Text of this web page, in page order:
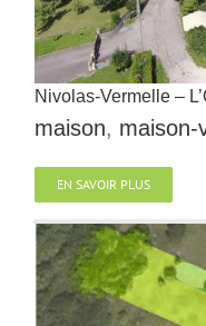
Nivolas-Vermelle –
maison, maison-
EN SAVOIR PLUS